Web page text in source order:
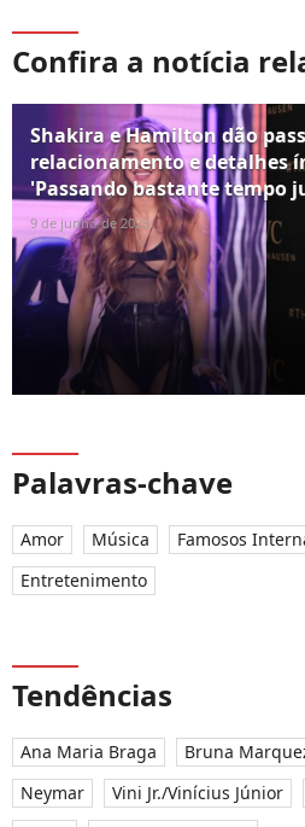
Confira a notícia
Shakira e Hamilton dão
relacionamento e detalhes
'Passando bastante tempo
9 de junho de 2023
Palavras-chave
Amor Música Famosos
Entretenimento
Tendências
Ana Maria Braga Bruna
Neymar
Vini Jr./Vinícius Júnior